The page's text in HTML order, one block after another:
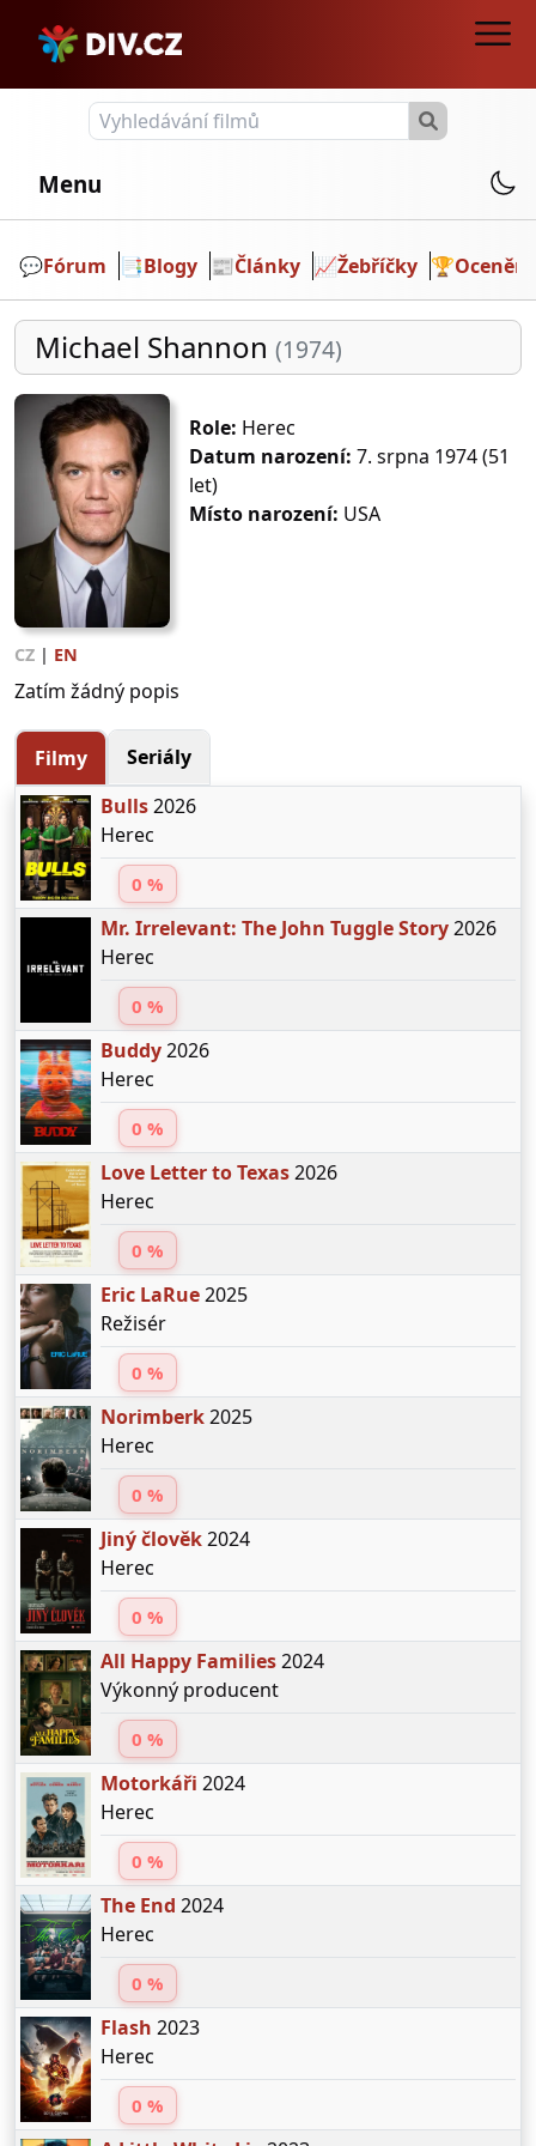
Menu
💬️Fórum 📑Blogy 📰Články 📈Žebříčky 🏆Ocenění
Michael Shannon (1974)
Role: Herec
Datum narození: 7. srpna 1974 (51
let)
Místo narození: USA
CZ | EN
Zatím žádný popis
Filmy
Seriály
Bulls2026
Herec
0 %
Mr. Irrelevant: The John Tuggle Story2026
Herec
0 %
Buddy2026
Herec
0 %
Love Letter to Texas2026
Herec
0 %
Eric LaRue2025
Režisér
0 %
Norimberk2025
Herec
0 %
Jiný člověk2024
Herec
0 %
All Happy Families2024
Výkonný producent
0 %
Motorkáři 2024
Herec
0 %
The End 2024
Herec
0 %
Flash 2023
Herec
0 %